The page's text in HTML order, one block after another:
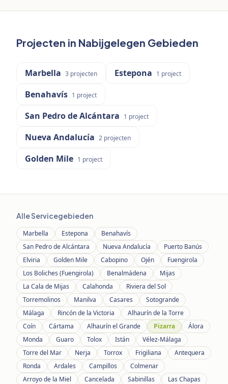
Projecten in Nabijgelegen Gebieden
Marbella 3 projecten Estepona 1 project
Benahavís 1 project
San Pedro de Alcántara 1 project
Nueva Andalucía 2 projecten
Golden Mile 1 project
Alle Servicegebieden
Marbella Estepona
Benahavís
San Pedro de Alcántara
Nueva Andalucía
Puerto Banús
Elviria
Golden Mile Cabopino Ojén
Fuengirola
Los Boliches (Fuengirola)
Benalmádena
Mijas
La Cala de Mijas
Calahonda
Riviera del Sol
Torremolinos
Manilva Casares
Sotogrande
Málaga
Rincón de la Victoria
Alhaurín de la Torre
Coín
Cártama Alhaurín el Grande Pizarra
Álora
Monda
Guaro Tolox Istán
Vélez-Málaga
Torre del Mar
Nerja Torrox Frigiliana
Antequera
Ronda
Ardales Campillos
Colmenar
Arroyo de la Miel
Cancelada Sabinillas
Las Chapas